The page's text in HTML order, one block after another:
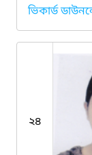
ভিকার্ড
২৪